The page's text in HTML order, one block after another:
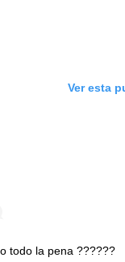
Ver esta
todo la pena ??????